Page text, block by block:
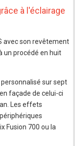
à l'éclairage
avec son revêtement
un procédé en huit
sur sept
façade de celui-ci
Les effets
Fusion 700 ou la